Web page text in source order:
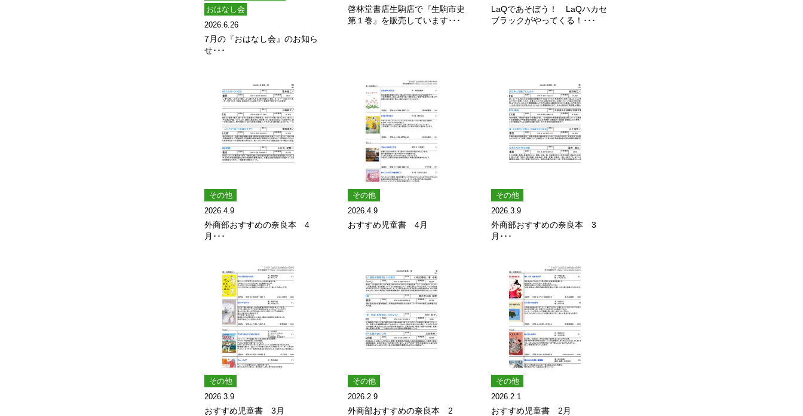
おはなし会
2026.6.26
7月の『おはなし会』のお知ら
せ･･･
啓林堂書店生駒店で『生駒市史
第１巻』を販売しています･･･
LaQであそぼう！ LaQハカセ
ブラックがやってくる！･･･
その他
2026.4.9
外商部おすすめの奈良本 4
月･･･
その他
2026.4.9
おすすめ児童書 4月
その他
2026.3.9
外商部おすすめの奈良本 3
月･･･
その他
2026.3.9
おすすめ児童書 3月
その他
2026.2.9
外商部おすすめの奈良本 2
その他
2026.2.1
おすすめ児童書 2月